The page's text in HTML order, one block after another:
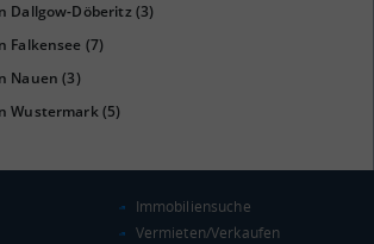
Stadt)
Dallgow-Döberitz(3)
Falkensee (7)
Nauen (3)
Wustermark(5)
Immobiliensuche
Vermieten/Verkaufen